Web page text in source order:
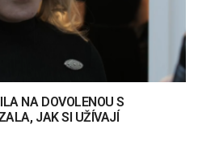
NA DOVOLENOU S
JAK SI UŽÍVAJÍ